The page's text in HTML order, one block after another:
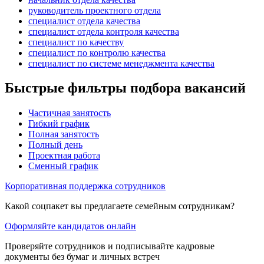
руководитель проектного отдела
специалист отдела качества
специалист отдела контроля качества
специалист по качеству
специалист по контролю качества
специалист по системе менеджмента качества
Быстрые фильтры подбора вакансий
Частичная занятость
Гибкий график
Полная занятость
Полный день
Проектная работа
Сменный график
Корпоративная поддержка сотрудников
Какой соцпакет вы предлагаете семейным сотрудникам?
Оформляйте кандидатов онлайн
Проверяйте сотрудников и подписывайте кадровые
документы без бумаг и личных встреч